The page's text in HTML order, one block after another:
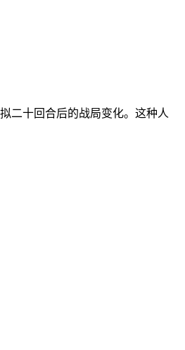
二十回合后的战局变化。这种人